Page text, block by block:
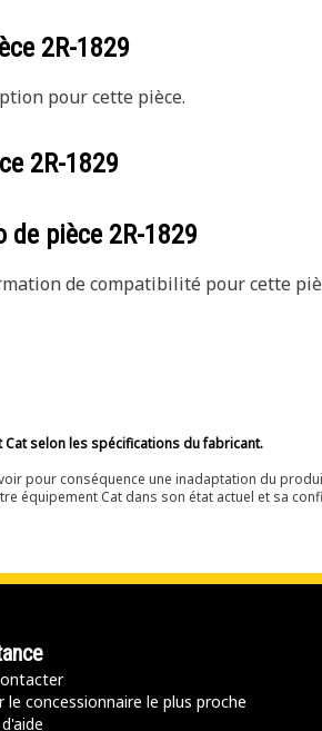
2R-1829
pour cette pièce.
2R-1829
de pièce 2R-1829
de compatibilité pour cette
selon les spécifications du fabricant.
pour conséquence une inadaptation du
équipement Cat dans son état actuel et sa
le concessionnaire le plus proche